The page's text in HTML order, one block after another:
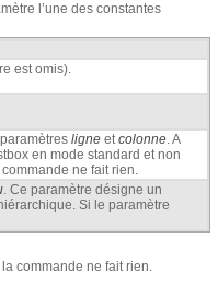
l’une des constantes
est omis).
ligne etcolonne. A
en mode standard et non
ne fait rien.
. Ce paramètre désigne un
Si le paramètre
commande ne fait rien.